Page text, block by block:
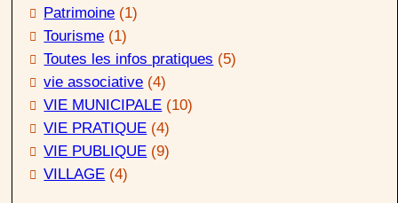
Patrimoine (1)
Tourisme (1)
Toutes les infos pratiques (5)
vie associative (4)
VIE MUNICIPALE (10)
VIE PRATIQUE (4)
VIE PUBLIQUE (9)
VILLAGE (4)